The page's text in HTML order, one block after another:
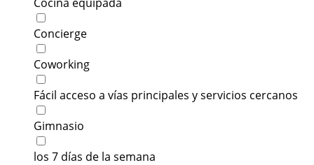
Concierge
Coworking
Fácil acceso a vías principales y servicios cercanos
Gimnasio
los 7 días de la semana